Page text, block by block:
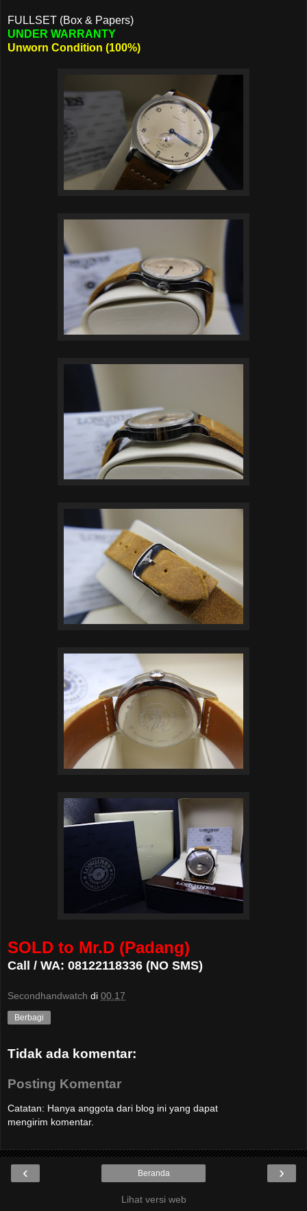
FULLSET (Box & Papers)
UNDER WARRANTY
Unworn Condition (100%)
SOLD to Mr.D (Padang)
Call / WA: 08122118336 (NO SMS)
Secondhandwatch di 00.17
Berbagi
Tidak ada komentar:
Posting Komentar
Catatan: Hanya anggota dari blog ini yang dapat
mengirim komentar.
‹ ›
Beranda
Lihat versi web